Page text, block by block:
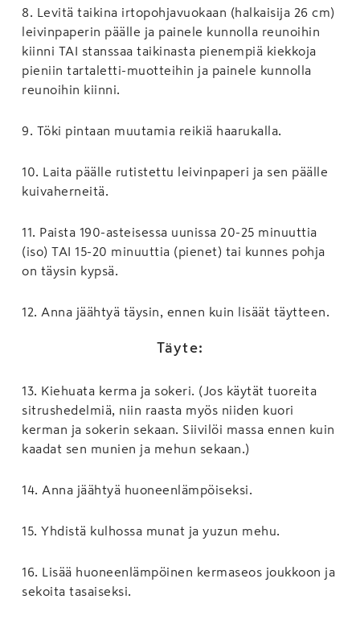
8
Levitä taikina irtopohjavuokaan (halkaisija 26 cm)
leivinpaperin päälle ja painele kunnolla reunoihin
kiinni TAI stanssaa taikinasta pienempiä kiekkoja
pieniin tartaletti-muotteihin ja painele kunnolla
reunoihin kiinni.
9 Töki pintaan muutamia reikiä haarukalla.
10
Laita päälle rutistettu leivinpaperi ja sen päälle
kuivaherneitä.
11
Paista 190-asteisessa uunissa 20-25 minuuttia
(iso) TAI 15-20 minuuttia (pienet) tai kunnes pohja
on täysin kypsä.
12 Anna jäähtyä täysin, ennen kuin lisäät täytteen.
Täyte:
13
Kiehuata kerma ja sokeri. (Jos käytät tuoreita
sitrushedelmiä, niin raasta myös niiden kuori
kerman ja sokerin sekaan. Siivilöi massa ennen kuin
kaadat sen munien ja mehun sekaan.)
14 Anna jäähtyä huoneenlämpöiseksi.
15 Yhdistä kulhossa munat ja yuzun mehu.
16
Lisää huoneenlämpöinen kermaseos joukkoon ja
sekoita tasaiseksi.